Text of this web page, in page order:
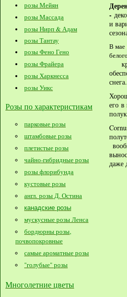
розы Мейян
розы Массада
розы Нирп & Адам
розы Тантау
розы Фено Гено
розы Фрайера
розы Харкнесса
розы Уикс
Розы по характеристикам
парковые розы
штамбовые розы
плетистые розы
чайно-гибридные розы
розы флорибунда
кустовые розы
англ. розы Д. Остина
канадские розы
мускусные розы Ленса
бордюрны розы,
почвопокровные
самые ароматные розы
"голубые" розы
Многолетние цветы
-
и
В мае
снега.
его
даже